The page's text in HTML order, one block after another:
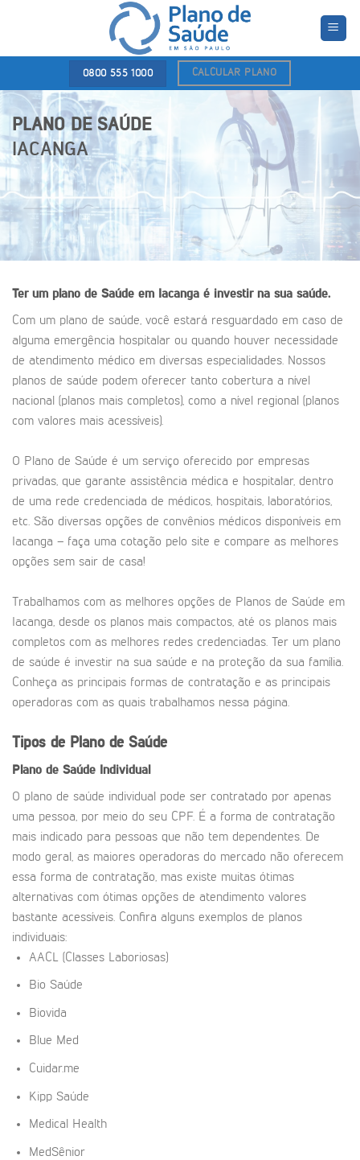
0800 555 1000 CALCULAR PLANO
PLANO DE SAÚDE
IACANGA
Ter um plano de Saúde em Iacanga é investir na sua saúde.
Com um plano de saúde, você estará resguardado em caso de
alguma emergência hospitalar ou quando houver necessidade
de atendimento médico em diversas especialidades. Nossos
planos de saúde podem oferecer tanto cobertura a nível
nacional (planos mais completos), como a nível regional (planos
com valores mais acessíveis).
O Plano de Saúde é um serviço oferecido por empresas
privadas, que garante assistência médica e hospitalar, dentro
de uma rede credenciada de médicos, hospitais, laboratórios,
etc. São diversas opções de convênios médicos disponíveis em
Iacanga – faça uma cotação pelo site e compare as melhores
opções sem sair de casa!
Trabalhamos com as melhores opções de Planos de Saúde em
Iacanga, desde os planos mais compactos, até os planos mais
completos com as melhores redes credenciadas. Ter um plano
de saúde é investir na sua saúde e na proteção da sua família.
Conheça as principais formas de contratação e as principais
operadoras com as quais trabalhamos nessa página.
Tipos de Plano de Saúde
Plano de Saúde Individual
O plano de saúde individual pode ser contratado por apenas
uma pessoa, por meio do seu CPF. É a forma de contratação
mais indicado para pessoas que não tem dependentes. De
modo geral, as maiores operadoras do mercado não oferecem
essa forma de contratação, mas existe muitas ótimas
alternativas com ótimas opções de atendimento valores
bastante acessíveis. Confira alguns exemplos de planos
individuais:
AACL (Classes Laboriosas)
Bio Saúde
Biovida
Blue Med
Cuidar.me
Kipp Saúde
Medical Health
MedSênior